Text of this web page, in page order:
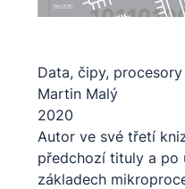
Data, čipy, procesory
Martin Malý
2020
Autor ve své třetí
předchozí tituly a po
základech